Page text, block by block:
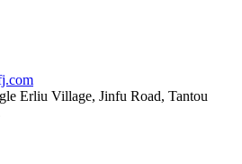
Erliu Village, Jinfu Road, Tantou